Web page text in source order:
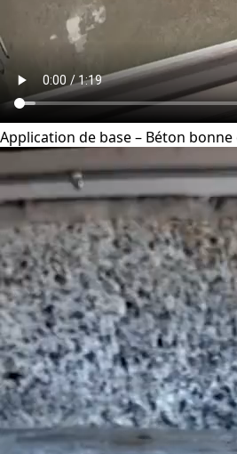
Application de base – Béton